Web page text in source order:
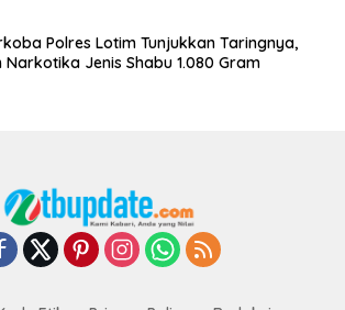
Polres Lotim Tunjukkan Taringnya,
Narkotika Jenis Shabu 1.080 Gram